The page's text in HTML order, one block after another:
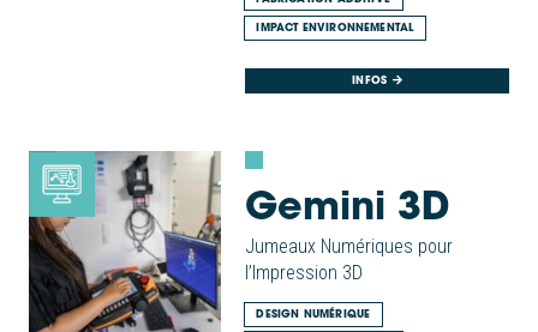
IMPACT ENVIRONNEMENTAL
INFOS
Gemini 3D
Jumeaux Numériques pour
l’Impression 3D
DESIGN NUMÉRIQUE